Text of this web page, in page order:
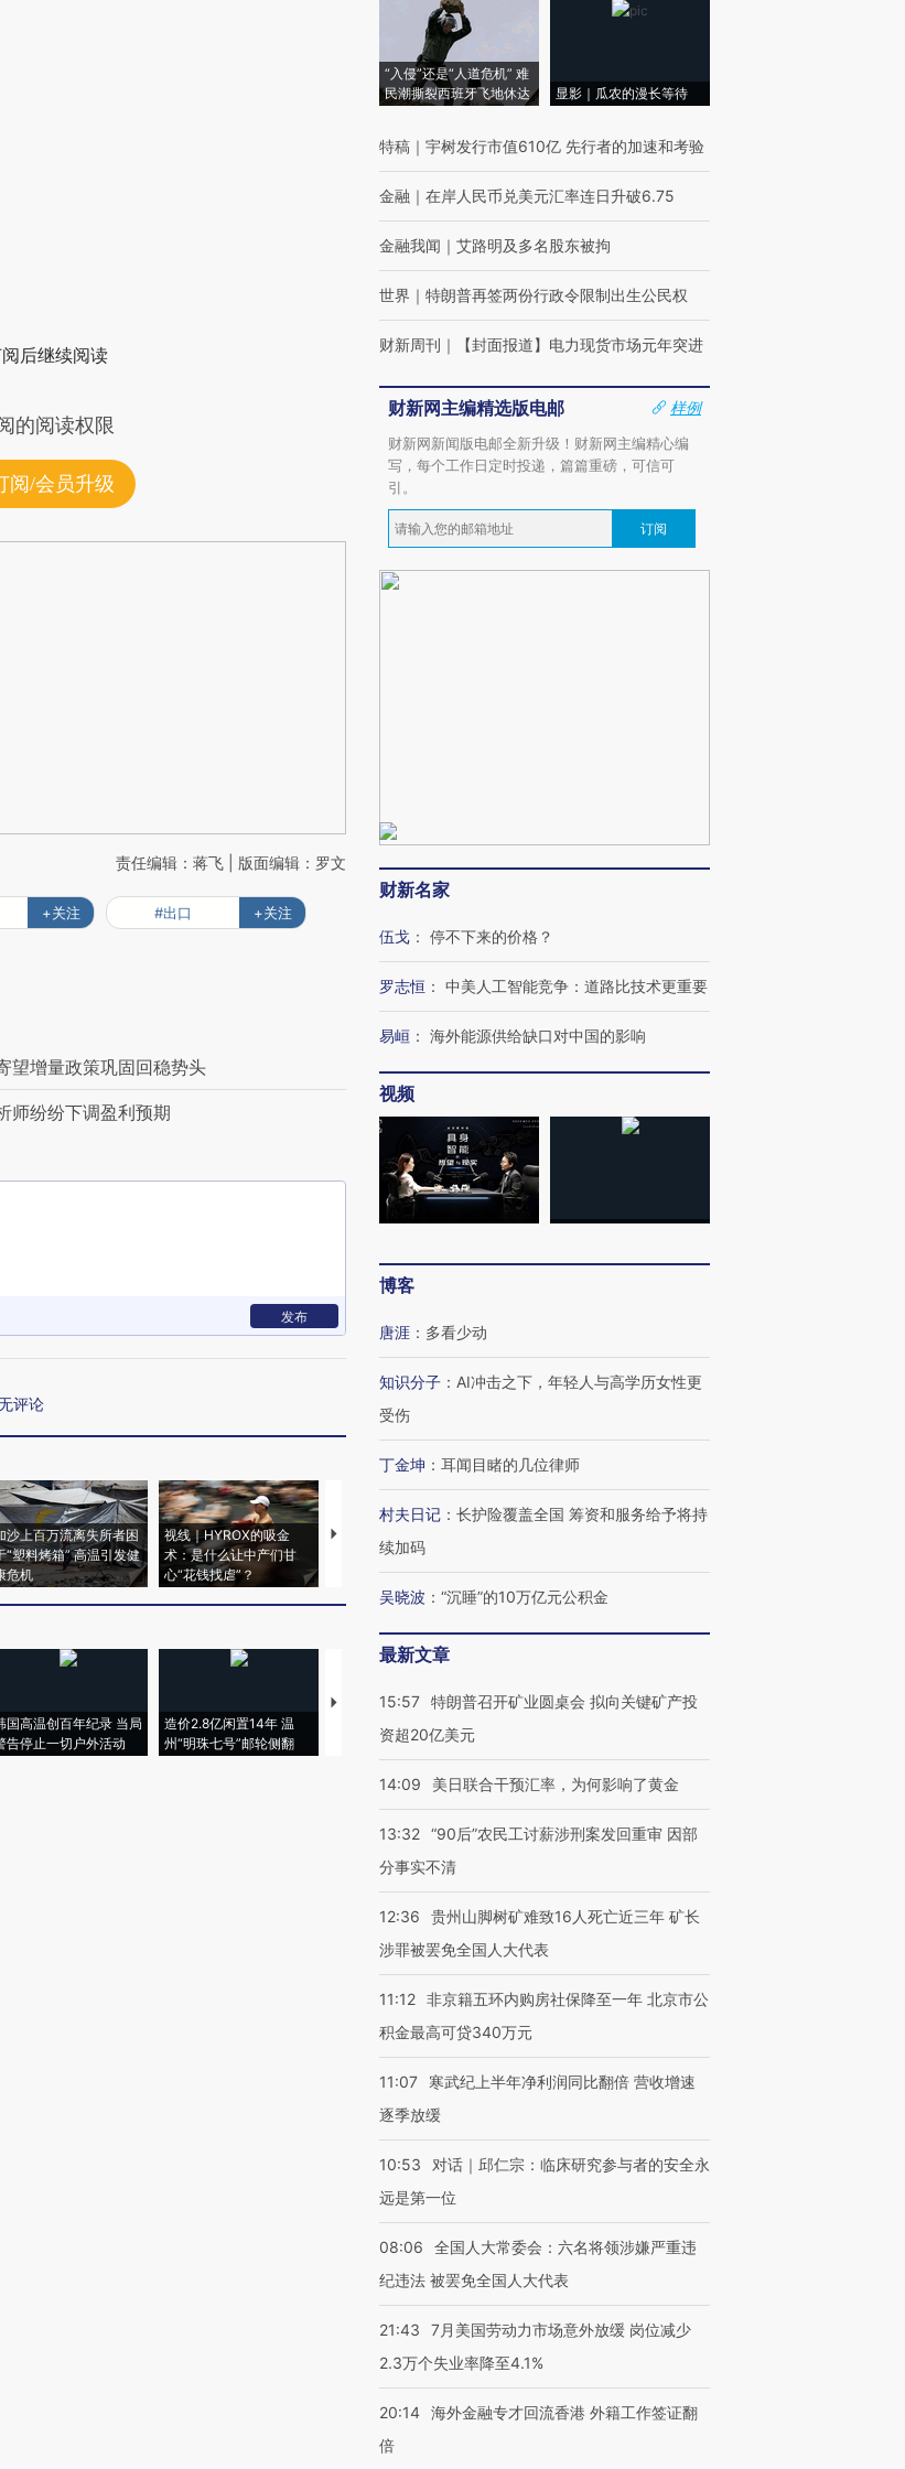
后继续阅读
的阅读权限
阅/会员升级
责任编辑：蒋飞 | 版面编辑：罗文
+关注 #出口 +关注
望增量政策巩固回稳势头
师纷纷下调盈利预期
发布
评论
沙上百万流离失所者困
“塑料烤箱” 高温引发健
危机
视线｜HYROX的吸金
术：是什么让中产们甘
心“花钱找虐”？
马航飞行员跨国走私7万
粒摇头丸 尿检体内含3种
育部长拱下台
飞地休达
国高温创百年纪录 当局
告停止一切户外活动
造价2.8亿闲置14年 温
州“明珠七号”邮轮侧翻
特朗普出席葬礼疑似打瞌
睡引争议 白宫怒斥批评
者“堕落的白痴”
视线｜极端高温致多瑙河
“入侵”还是“人道危机” 难
民潮撕裂西班牙飞地休达
显影｜瓜农的漫长等待
特稿 ｜ 宇树发行市值610亿 先行者的加速和考验
金融 ｜ 在岸人民币兑美元汇率连日升破6.75
金融我闻 ｜ 艾路明及多名股东被拘
世界 ｜ 特朗普再签两份行政令限制出生公民权
财新周刊 ｜ 【封面报道】电力现货市场元年突进
财新网主编精选版电邮
样例
财新网新闻版电邮全新升级！财新网主编精心编
写，每个工作日定时投递，篇篇重磅，可信可
引。
订阅
财新名家
伍戈 ： 停不下来的价格？
罗志恒 ： 中美人工智能竞争：道路比技术更重要
易峘 ： 海外能源供给缺口对中国的影响
视频
博客
唐涯 ： 多看少动
知识分子 ： AI冲击之下，年轻人与高学历女性更
受伤
丁金坤 ： 耳闻目睹的几位律师
村夫日记 ： 长护险覆盖全国 筹资和服务给予将持
续加码
吴晓波 ： “沉睡”的10万亿元公积金
最新文章
15:57 特朗普召开矿业圆桌会 拟向关键矿产投
资超20亿美元
14:09 美日联合干预汇率，为何影响了黄金
13:32 “90后”农民工讨薪涉刑案发回重审 因部
分事实不清
12:36
贵州山脚树矿难致16人死亡近三年 矿长
涉罪被罢免全国人大代表
11:12 非京籍五环内购房社保降至一年 北京市公
积金最高可贷340万元
11:07
寒武纪上半年净利润同比翻倍 营收增速
逐季放缓
10:53
对话｜邱仁宗：临床研究参与者的安全永
远是第一位
08:06
全国人大常委会：六名将领涉嫌严重违
纪违法 被罢免全国人大代表
21:43
7月美国劳动力市场意外放缓 岗位减少
2.3万个失业率降至4.1%
20:14 海外金融专才回流香港 外籍工作签证翻
倍